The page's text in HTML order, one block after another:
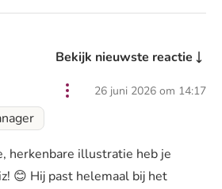
Bekijk nieuwste reactie
26 juni 2026 om 14:17
herkenbare illustratie heb je
😊 Hij past helemaal bij het